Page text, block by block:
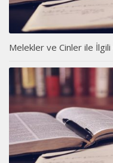
Melekler ve Cinler ile İlgili